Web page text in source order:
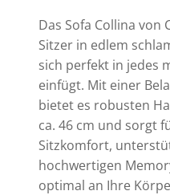
Das Sofa Collina
Sitzer in edlem
sich perfekt in jedes
einfügt. Mit einer
bietet es robusten
ca. 46 cm und sorgt
Sitzkomfort,
hochwertigen
optimal an Ihre